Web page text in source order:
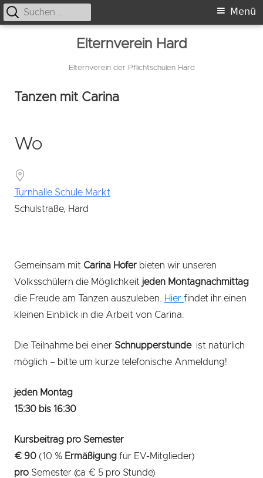
Elternverein Hard
Elternverein der Pflichtschulen Hard
Primäres
Menü
Suche
nach:
Tanzen mit Carina
Wo
Turnhalle Schule Markt
Schulstraße, Hard
Gemeinsam mit Carina Hofer bieten wir unseren
Volksschülern die Möglichkeit jeden Montagnachmittag
die Freude am Tanzen auszuleben.
Hier findet ihr einen
kleinen Einblick in die Arbeit von Carina.
Die Teilnahme bei einer Schnupperstundeist natürlich
möglich – bitte um kurze telefonische Anmeldung!
jeden Montag
15:30 bis 16:30
Kursbeitrag pro Semester
€ 90 (10 % Ermäßigung für EV-Mitglieder)
pro Semester (ca € 5 pro Stunde)